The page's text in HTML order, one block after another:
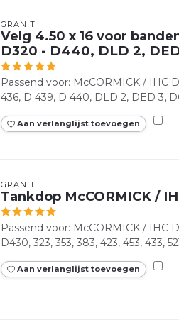
GRANIT
Velg 4.50 x 16 voor
D320 - D440, DLD 2,
Passend voor: McCORMICK / IHC
436, D 439, D 440, DLD 2, DED 3,
Aan verlanglijst toevoegen
GRANIT
Tankdop McCORMICK /
Passend voor: McCORMICK / IHC
D430, 323, 353, 383, 423, 453, 433,
Aan verlanglijst toevoegen